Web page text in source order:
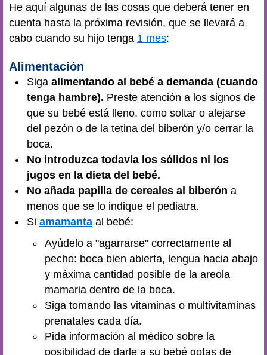
He aquí algunas de las cosas que deberá tener en
cuenta hasta la próxima revisión, que se llevará a
cabo cuando su hijo tenga 1 mes:
Alimentación
Siga alimentando al bebé a demanda (cuando
tenga hambre). Preste atención a los signos de
que su bebé está lleno, como soltar o alejarse
del pezón o de la tetina del biberón y/o cerrar la
boca.
No introduzca todavía los sólidos ni los
jugos en la dieta del bebé.
No añada papilla de cereales al biberón a
menos que se lo indique el pediatra.
Si amamanta al bebé:
Ayúdelo a "agarrarse" correctamente al
pecho: boca bien abierta, lengua hacia abajo
y máxima cantidad posible de la areola
mamaria dentro de la boca.
Siga tomando las vitaminas o multivitaminas
prenatales cada día.
Pida información al médico sobre la
posibilidad de darle a su bebé gotas de